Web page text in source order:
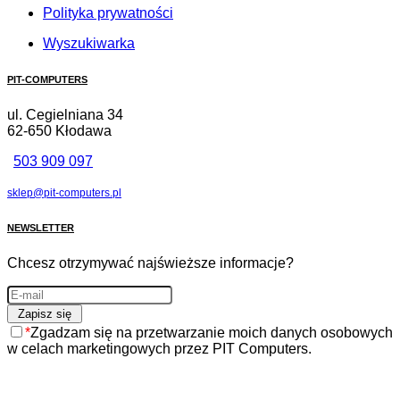
Polityka prywatności
Wyszukiwarka
PIT-COMPUTERS
ul. Cegielniana 34
62-650 Kłodawa
503 909 097
sklep@pit-computers.pl
NEWSLETTER
Chcesz otrzymywać najświeższe informacje?
*Zgadzam się na przetwarzanie moich danych osobowych
w celach marketingowych przez PIT Computers.